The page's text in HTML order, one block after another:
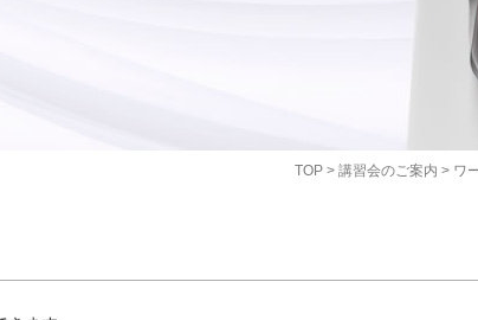
TOP > 講習会のご案内 > ワ